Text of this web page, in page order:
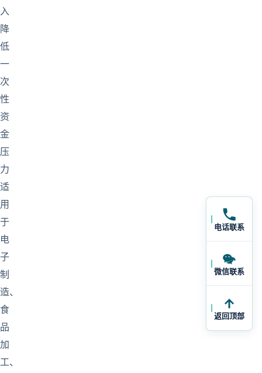
入
降
低
一
次
性
资
金
压
力
适
用
于
电
子
制
造、
食
品
加
工、
电话联系
微信联系
返回顶部